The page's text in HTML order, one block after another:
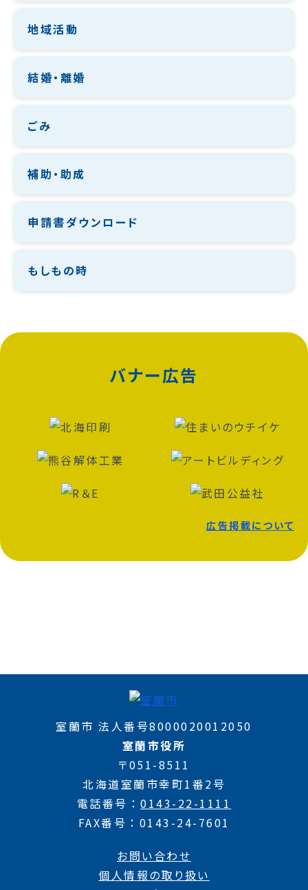
地域活動
結婚・離婚
ごみ
補助・助成
申請書ダウンロード
もしもの時
バナー広告
広告掲載について
室蘭市 法人番号8000020012050
室蘭市役所
〒051-8511
北海道室蘭市幸町1番2号
電話番号
0143-22-1111
FAX番号
0143-24-7601
お問い合わせ
個人情報の取り扱い